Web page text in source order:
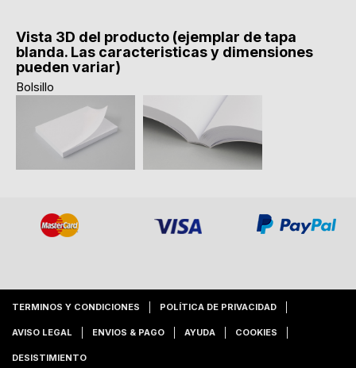
Vista 3D del producto (ejemplar de tapa
blanda. Las caracteristicas y dimensiones
pueden variar)
Bolsillo
TERMINOS Y CONDICIONES POLÍTICA DE PRIVACIDAD
AVISO LEGAL ENVIOS & PAGO AYUDA COOKIES
DESISTIMIENTO